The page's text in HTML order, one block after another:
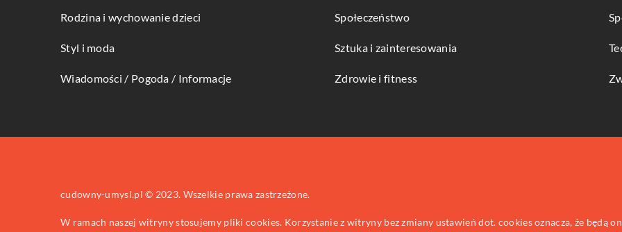
Rodzina i wychowanie dzieci Społeczeństwo
Styl i moda Sztuka i zainteresowania
Wiadomości / Pogoda / Informacje Zdrowie i fitness
cudowny-umysl.pl © 2023. Wszelkie prawa zastrzeżone.
W ramach naszej witryny stosujemy pliki cookies. Korzystanie z witryny bez zmiany ustawień dot. cookies oznacza, że będą